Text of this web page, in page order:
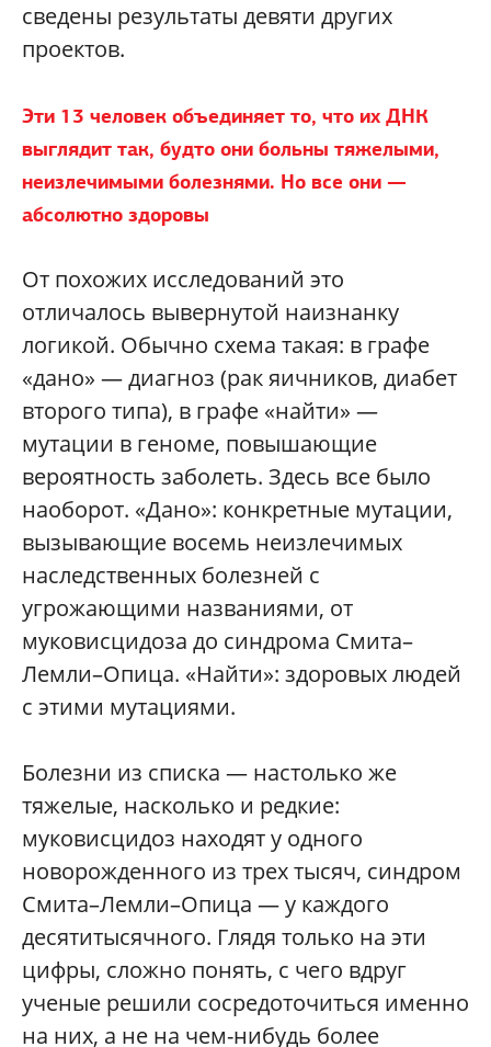
сведены результаты девяти других
проектов.
Эти 13 человек объединяет то, что их ДНК
выглядит так, будто они больны тяжелыми,
неизлечимыми болезнями. Но все они —
абсолютно здоровы
От похожих исследований это
отличалось вывернутой наизнанку
логикой. Обычно схема такая: в графе
«дано» — диагноз (рак яичников, диабет
второго типа), в графе «найти» —
мутации в геноме, повышающие
вероятность заболеть. Здесь все было
наоборот. «Дано»: конкретные мутации,
вызывающие восемь неизлечимых
наследственных болезней с
угрожающими названиями, от
муковисцидоза до синдрома Смита–
Лемли–Опица. «Найти»: здоровых людей
с этими мутациями.
Болезни из списка — настолько же
тяжелые, насколько и редкие:
муковисцидоз находят у одного
новорожденного из трех тысяч, синдром
Смита–Лемли–Опица — у каждого
десятитысячного. Глядя только на эти
цифры, сложно понять, с чего вдруг
ученые решили сосредоточиться именно
на них, а не на чем-нибудь более